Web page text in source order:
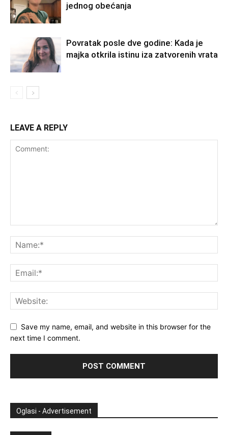
jednog obećanja
Povratak posle dve godine: Kada je
majka otkrila istinu iza zatvorenih vrata
LEAVE A REPLY
Save my name, email, and website in this browser for the
next time I comment.
Oglasi - Advertisement